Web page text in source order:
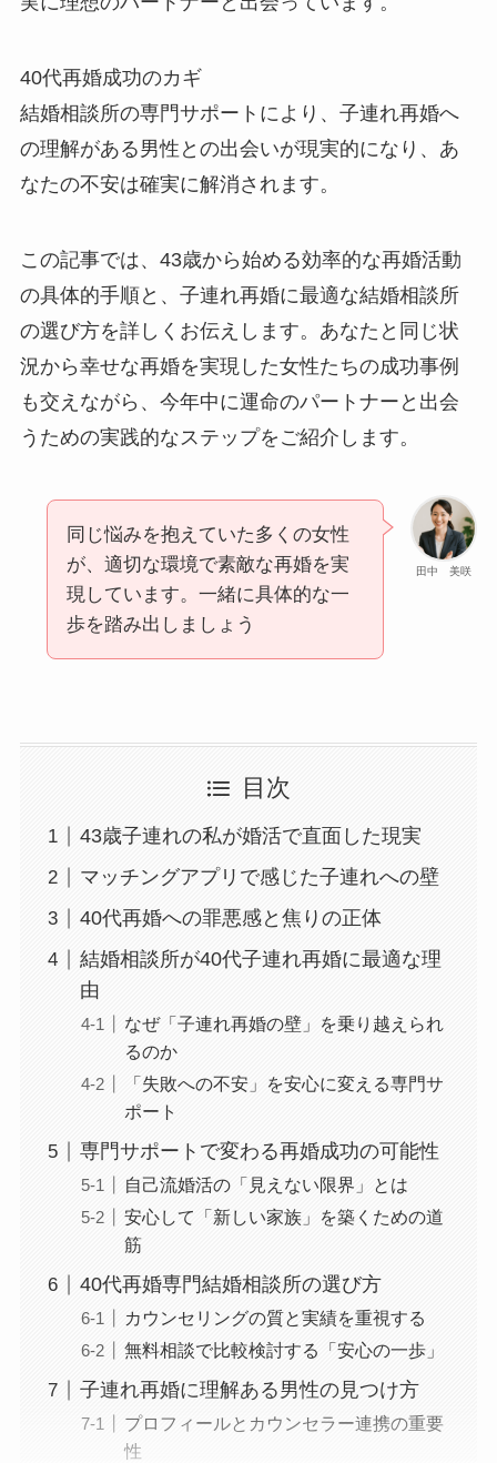
40代再婚成功のカギ
結婚相談所の専門サポートにより、子連れ再婚へ
の理解がある男性との出会いが現実的になり、あ
なたの不安は確実に解消されます。
この記事では、43歳から始める効率的な再婚活動
の具体的手順と、子連れ再婚に最適な結婚相談所
の選び方を詳しくお伝えします。あなたと同じ状
況から幸せな再婚を実現した女性たちの成功事例
も交えながら、今年中に運命のパートナーと出会
うための実践的なステップをご紹介します。
田中 美咲
同じ悩みを抱えていた多くの女性
が、適切な環境で素敵な再婚を実
現しています。一緒に具体的な一
歩を踏み出しましょう
目次
43歳子連れの私が婚活で直面した現実
マッチングアプリで感じた子連れへの壁
40代再婚への罪悪感と焦りの正体
結婚相談所が40代子連れ再婚に最適な理
由
なぜ「子連れ再婚の壁」を乗り越えられ
るのか
「失敗への不安」を安心に変える専門サ
ポート
専門サポートで変わる再婚成功の可能性
自己流婚活の「見えない限界」とは
安心して「新しい家族」を築くための道
筋
40代再婚専門結婚相談所の選び方
カウンセリングの質と実績を重視する
無料相談で比較検討する「安心の一歩」
子連れ再婚に理解ある男性の見つけ方
プロフィールとカウンセラー連携の重要
性